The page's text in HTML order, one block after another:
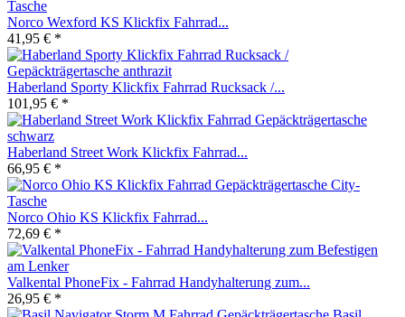
Norco Wexford KS Klickfix Fahrrad...
41,95 € *
Haberland Sporty Klickfix Fahrrad Rucksack /...
101,95 € *
Haberland Street Work Klickfix Fahrrad...
66,95 € *
Norco Ohio KS Klickfix Fahrrad...
72,69 € *
Valkental PhoneFix - Fahrrad Handyhalterung zum...
26,95 € *